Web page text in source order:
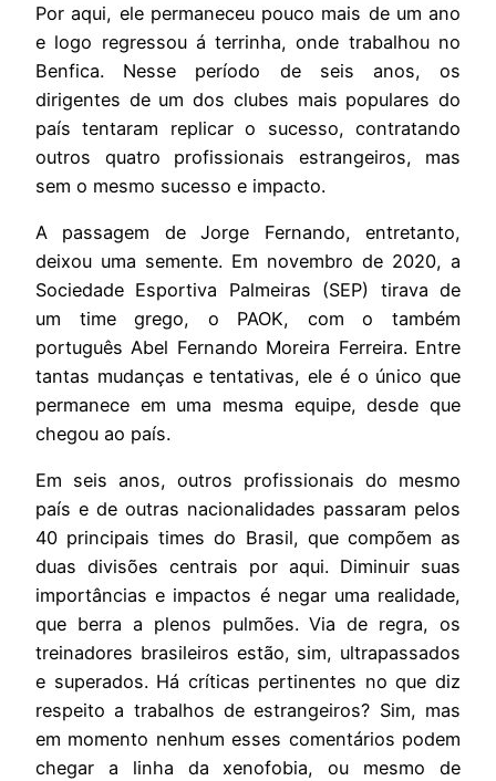
Por aqui, ele permaneceu pouco mais de um ano
e logo regressou á terrinha, onde trabalhou no
Benfica. Nesse período de seis anos, os
dirigentes de um dos clubes mais populares do
país tentaram replicar o sucesso, contratando
outros quatro profissionais estrangeiros, mas
sem o mesmo sucesso e impacto.
A passagem de Jorge Fernando, entretanto,
deixou uma semente. Em novembro de 2020, a
Sociedade Esportiva Palmeiras (SEP) tirava de
um time grego, o PAOK, com o também
português Abel Fernando Moreira Ferreira. Entre
tantas mudanças e tentativas, ele é o único que
permanece em uma mesma equipe, desde que
chegou ao país.
Em seis anos, outros profissionais do mesmo
país e de outras nacionalidades passaram pelos
40 principais times do Brasil, que compõem as
duas divisões centrais por aqui. Diminuir suas
importâncias e impactos é negar uma realidade,
que berra a plenos pulmões. Via de regra, os
treinadores brasileiros estão, sim, ultrapassados
e superados. Há críticas pertinentes no que diz
respeito a trabalhos de estrangeiros? Sim, mas
em momento nenhum esses comentários podem
chegar a linha da xenofobia, ou mesmo de